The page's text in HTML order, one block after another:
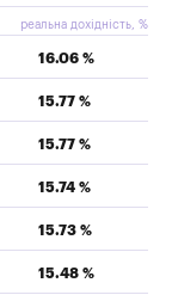
реальна дохідність, %
16.06 %
15.77 %
15.77 %
15.74 %
15.73 %
15.48 %